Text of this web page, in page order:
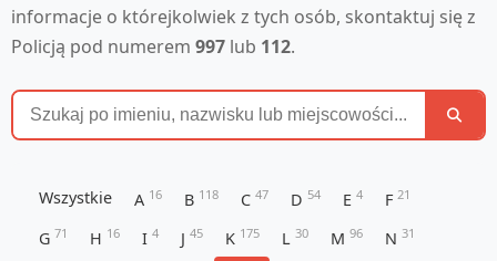
informacje o którejkolwiek z tych osób, skontaktuj się z
Policją pod numerem 997 lub 112.
Wszystkie A 16 B 118 C 47 D 54 E 4 F 21
G 71 H 16 I 4 J 45 K 175 L 30 M 96 N 31